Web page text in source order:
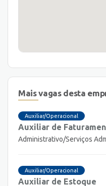
Mais vagas desta
Auxiliar/Operacional
Auxiliar de
Administrativo/Serviços
Auxiliar/Operacional
Auxiliar de Estoque